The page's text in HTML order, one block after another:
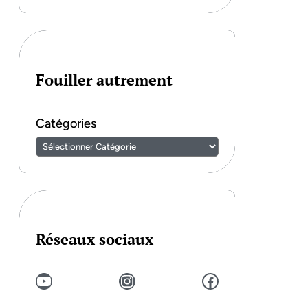
Fouiller autrement
Catégories
Réseaux sociaux
YouTube Instagram Facebook